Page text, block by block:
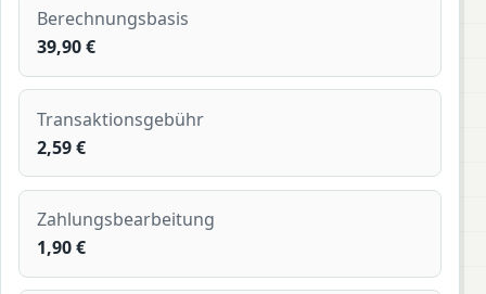
Berechnungsbasis
39,90 €
Transaktionsgebühr
2,59 €
Zahlungsbearbeitung
1,90 €